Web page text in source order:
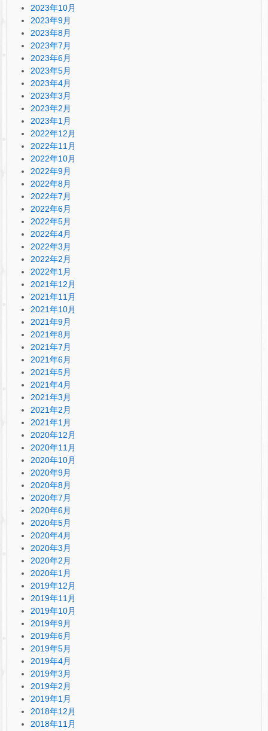
2023年10月
2023年9月
2023年8月
2023年7月
2023年6月
2023年5月
2023年4月
2023年3月
2023年2月
2023年1月
2022年12月
2022年11月
2022年10月
2022年9月
2022年8月
2022年7月
2022年6月
2022年5月
2022年4月
2022年3月
2022年2月
2022年1月
2021年12月
2021年11月
2021年10月
2021年9月
2021年8月
2021年7月
2021年6月
2021年5月
2021年4月
2021年3月
2021年2月
2021年1月
2020年12月
2020年11月
2020年10月
2020年9月
2020年8月
2020年7月
2020年6月
2020年5月
2020年4月
2020年3月
2020年2月
2020年1月
2019年12月
2019年11月
2019年10月
2019年9月
2019年6月
2019年5月
2019年4月
2019年3月
2019年2月
2019年1月
2018年12月
2018年11月